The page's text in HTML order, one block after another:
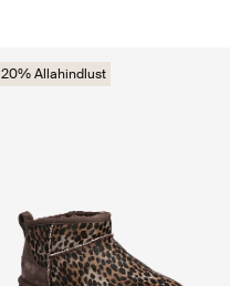
20% Allahindlust